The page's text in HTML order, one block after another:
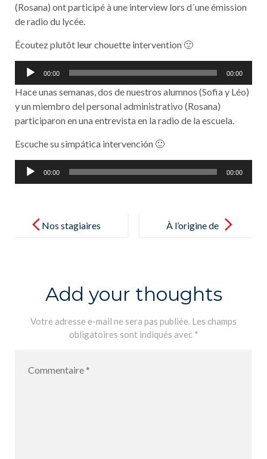
(Rosana) ont participé à une interview lors d´une émission
de radio du lycée.
Écoutez plutôt leur chouette intervention 🙂
Lecteur
00:00 00:00
Hace unas semanas, dos de nuestros alumnos (Sofia y Léo)
y un miembro del personal administrativo (Rosana)
participaron en una entrevista en la radio de la escuela.
Escuche su simpática intervención 🙂
Lecteur
00:00 00:00
navigationNos stagiaires
pasantes
honrados en el
LFiP
À l’origine de
Add your thoughts
Votre adresse e-mail ne sera pas publiée. Les champs
obligatoires sont indiqués avec *